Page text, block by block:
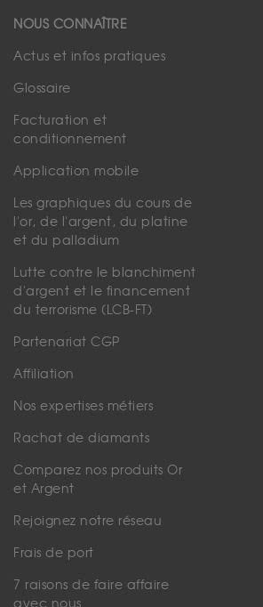
NOUS CONNAÎTRE
Actus et infos pratiques
Glossaire
Facturation et
conditionnement
Application mobile
Les graphiques du cours de
l'or, de l'argent, du platine
et du palladium
Lutte contre le blanchiment
d'argent et le financement
du terrorisme (LCB-FT)
Partenariat CGP
Affiliation
Nos expertises métiers
Rachat de diamants
Comparez nos produits Or
et Argent
Rejoignez notre réseau
Frais de port
7 raisons de faire affaire